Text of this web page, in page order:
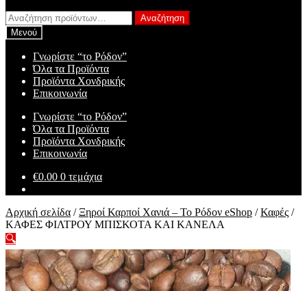
Αναζήτηση
για:
Αναζήτηση
Μενού
Γνωρίστε “το Ρόδον”
Όλα τα Προϊόντα
Προϊόντα Χονδρικής
Επικοινωνία
Γνωρίστε “το Ρόδον”
Όλα τα Προϊόντα
Προϊόντα Χονδρικής
Επικοινωνία
€0.00 0 τεμάχια
Αρχική σελίδα /Ξηροί Καρποί Χανιά – Το Ρόδον eShop /Καφές /
ΚΑΦΕΣ ΦΙΛΤΡΟΥ ΜΠΙΣΚΟΤΑ ΚΑΙ ΚΑΝΕΛΑ
🔍